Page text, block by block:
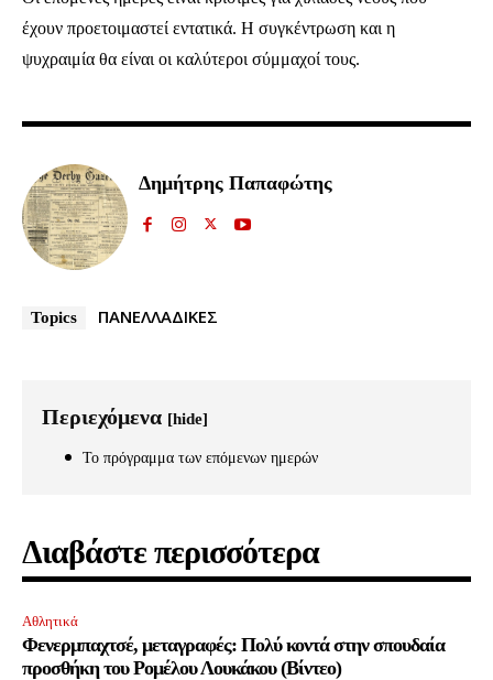
έχουν προετοιμαστεί εντατικά. Η συγκέντρωση και η
ψυχραιμία θα είναι οι καλύτεροι σύμμαχοί τους.
Δημήτρης Παπαφώτης
Topics ΠΑΝΕΛΛΑΔΙΚΕΣ
Περιεχόμενα [hide]
Το πρόγραμμα των επόμενων ημερών
Διαβάστε περισσότερα
Αθλητικά
Φενερμπαχτσέ, μεταγραφές: Πολύ κοντά στην σπουδαία
προσθήκη του Ρομέλου Λουκάκου (Βίντεο)